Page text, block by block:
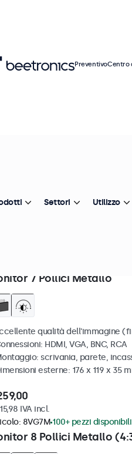
continuativo. Questi monitor
loro di integrarsi
7 Pollici Metallo
qualità dell'immagine
HDMI, VGA, BNC, RCA
scrivania, parete,
esterne: 176 x 119 x 35
IVA incl.
8 Pollici Metallo
8VG7M 100+ pezzi disponibili
PreventivoCentro
Settori Utilizzo